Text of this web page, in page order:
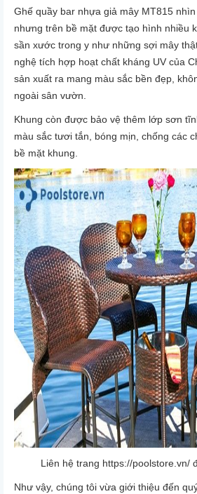
Ghế quầy bar nhựa giả mây MT815
nhưng trên bề mặt được tạo hình nhiều
sần xước trong y như những sợi mây
nghệ tích hợp hoạt chất kháng UV của
sản xuất ra mang màu sắc bền đẹp,
ngoài sân vườn.
Khung còn được bảo vệ thêm lớp sơn
màu sắc tươi tắn, bóng mịn, chống các
bề mặt khung.
Liên hệ trang https://poolstore.vn/
Như vậy, chúng tôi vừa giới thiệu đến